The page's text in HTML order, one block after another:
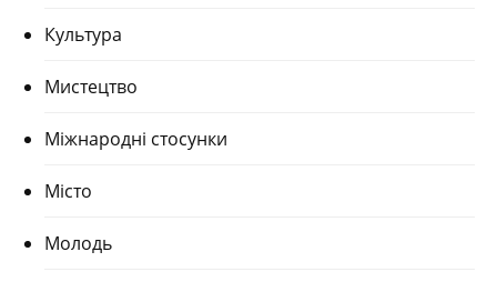
Культура
Мистецтво
Міжнародні стосунки
Місто
Молодь